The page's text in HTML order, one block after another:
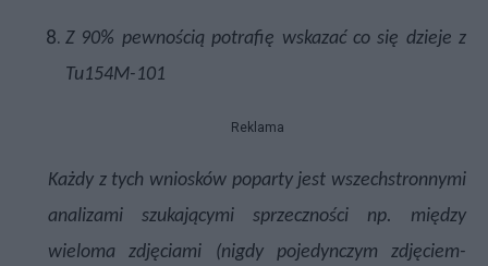
Z 90% pewnością potrafię wskazać co się dzieje z
Tu154M-101
Reklama
Każdy z tych wniosków poparty jest wszechstronnymi
analizami szukającymi sprzeczności np. między
wieloma zdjęciami (nigdy pojedynczym zdjęciem-